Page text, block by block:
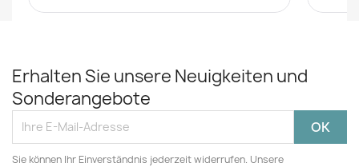
Erhalten Sie unsere Neuigkeiten und
Sonderangebote
Sie können Ihr Einverständnis jederzeit widerrufen. Unsere